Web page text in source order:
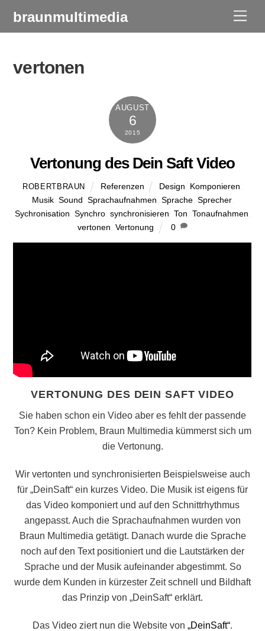
braunmultimedia
vertonen
AUGUST
6
2015
Vertonung des Dein Saft Video
ROBERTBRAUN Referenzen Design Komponieren
Musik, Sound Sprachaufnahmen Sprache, Sprecher,
Sychronisation Synchro, synchronisieren Ton Tonaufnahmen
vertonen ,Vertonung 0
VERTONUNG DES DEIN SAFT VIDEO
Sie haben schon ein Video aber es fehlt der passende
Ton? Kein Problem, Braun Multimedia kümmerst sich um
die Vertonung.
Wir vertonten und synchronisierten Beispielsweise auch
für „DeinSaft“ ein kurzes Video. Die Musik ist eigens für
das Video komponiert und auf den Schnittrhythmus
angepasst. Auch die Sprachaufnahmen wurden von
Braun Multimedia getätigt. Danach wurde die Sprache
noch auf den Text positioniert und die Lautstärken der
Sprache und der Musik aufeinander abgestimmt. So
wurde dem Kunden in kürzester Zeit schnell und Bildhaft
das Prinzip von „DeinSaft“ erklärt.
Das Video ziert nun die Website von „DeinSaft“.